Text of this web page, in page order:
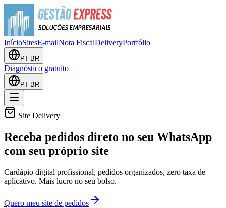
InícioSitesE-mailNota FiscalDeliveryPortfólio
PT-BR
Diagnóstico gratuito
PT-BR
Site Delivery
Receba pedidos direto no seu WhatsApp
com seu próprio site
Cardápio digital profissional, pedidos organizados, zero taxa de
aplicativo. Mais lucro no seu bolso.
Quero meu site de pedidos